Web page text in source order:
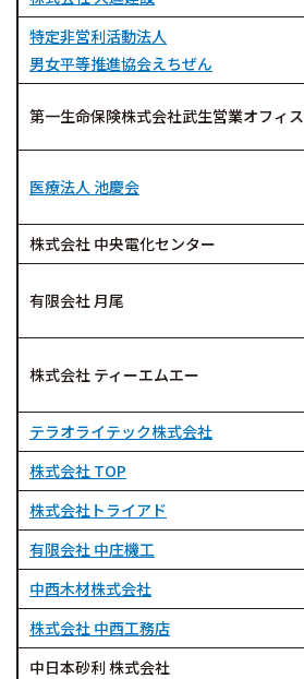
特定非営利活動法人
男女平等推進協会えちぜん
第一生命保険株式会社武生営業オフィス
医療法人 池慶会
株式会社 中央電化センター
有限会社 月尾
株式会社 ティーエムエー
テラオライテック株式会社
株式会社 TOP
株式会社トライアド
有限会社 中庄機工
中西木材株式会社
株式会社 中西工務店
中日本砂利 株式会社